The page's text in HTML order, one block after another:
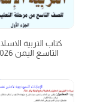
التاسع اليمن 2026 Pdf